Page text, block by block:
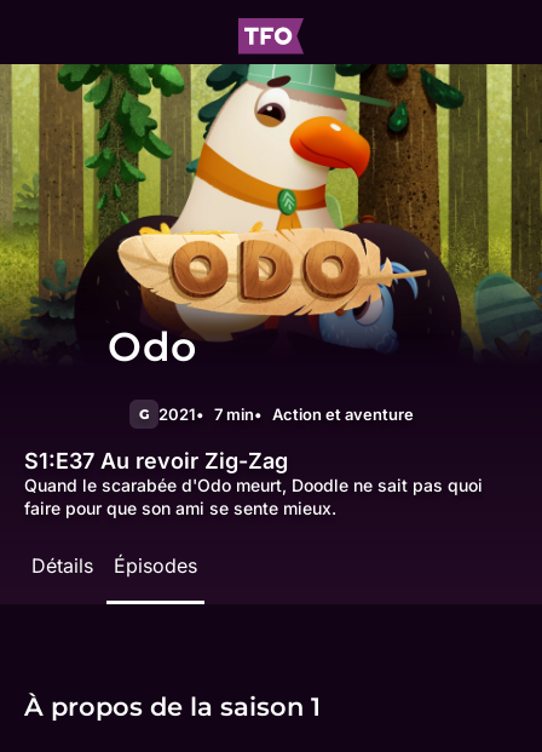
Odo
G 2021 7 min Action et aventure
S1:E37 Au revoir Zig-Zag
Quand le scarabée d'Odo meurt, Doodle ne sait pas quoi
faire pour que son ami se sente mieux.
Détails Épisodes
À propos de la saison 1